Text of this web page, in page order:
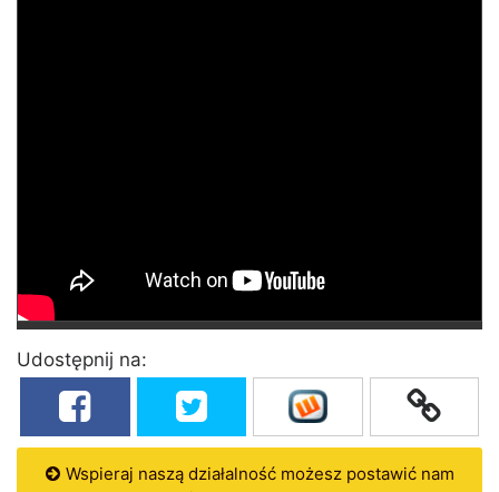
Udostępnij na:
Wspieraj naszą działalność możesz postawić nam